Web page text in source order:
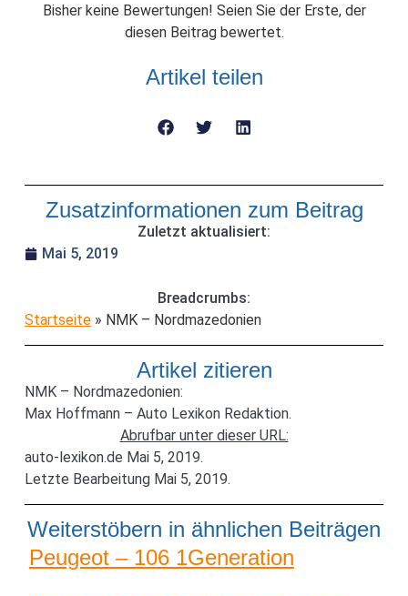
Bisher keine Bewertungen! Seien Sie der Erste, der
diesen Beitrag bewertet.
Artikel teilen
Zusatzinformationen zum Beitrag
Zuletzt aktualisiert:
Mai 5, 2019
Breadcrumbs:
Startseite» NMK – Nordmazedonien
Artikel zitieren
NMK – Nordmazedonien:
Max Hoffmann – Auto Lexikon Redaktion.
Abrufbar unter dieser URL:
auto-lexikon.de Mai 5, 2019.
Letzte Bearbeitung Mai 5, 2019.
Weiterstöbern in ähnlichen Beiträgen
Peugeot – 106 1Generation